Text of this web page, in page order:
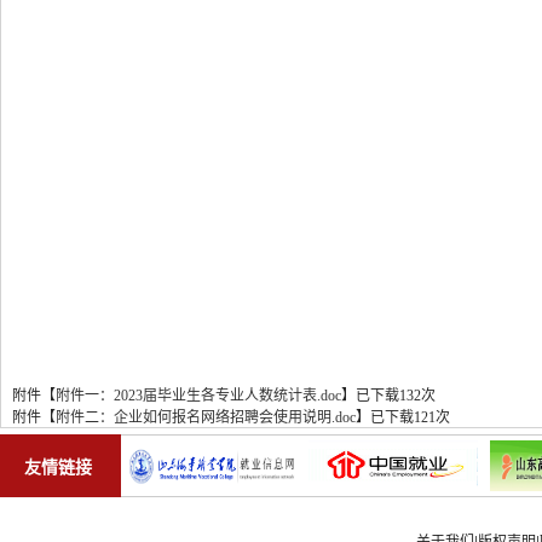
附件【附件一：2023届毕业生各专业人数统计表.doc】 已下载132次
附件【附件二：企业如何报名网络招聘会使用说明.doc】 已下载121次
友情链接